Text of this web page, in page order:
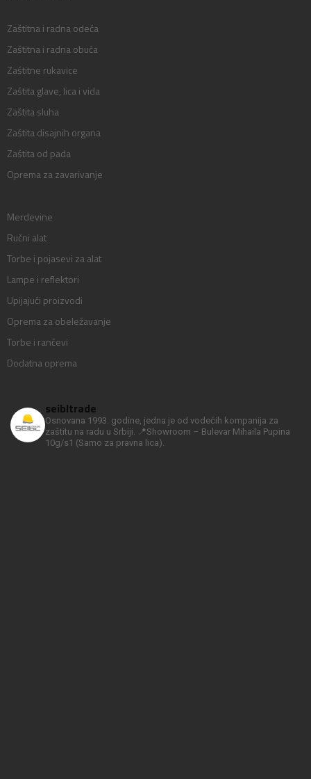
Zaštitna i radna odeća
Zaštitna i radna obuća
Zaštitne rukavice
Zaštita glave, lica i vida
Zaštita sluha
Zaštita disajnih organa
Zaštita od pada
Oprema za zavarivanje
Merdevine
Ručni alat
Torbe i pojasevi za alat
Lampe i reflektori
Upijajući proizvodi
Oprema za obeležavanje
Torbe i rančevi
Dodatna oprema
seibltrade
Osnovana 1993. godine, jedna je od vodećih kompanija za
zaštitu na radu u Srbiji.
📍Showroom – Bulevar Mihaila Pupina
10g/s1 (Samo za pravna lica).